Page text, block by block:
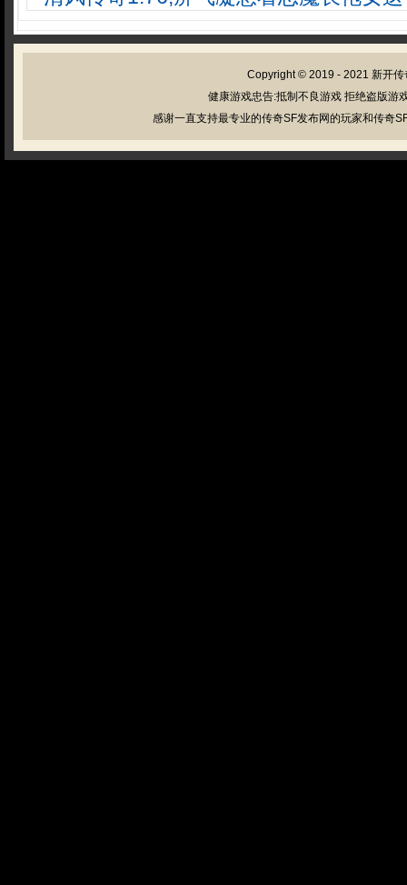
Copyright © 2019 - 2021 新开传
健康游戏忠告:抵制不良游戏 拒绝盗版游
感谢一直支持最专业的传奇SF发布网的玩家和传奇